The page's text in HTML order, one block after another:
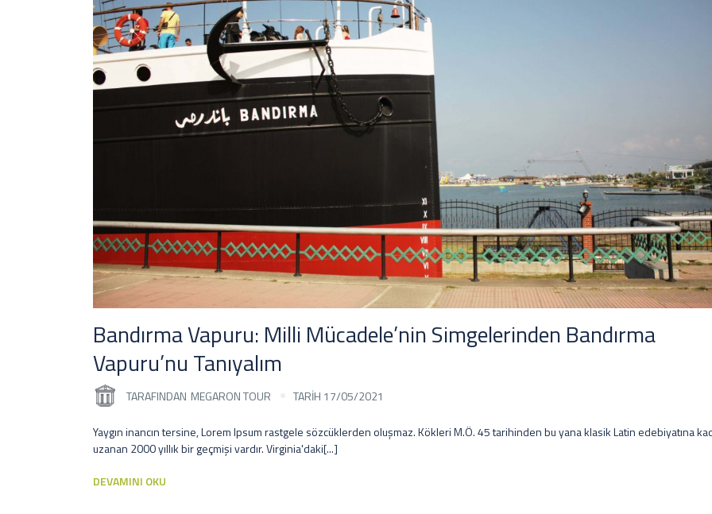
Bandırma Vapuru: Milli Mücadele’nin Simgelerinden Bandırma
Vapuru’nu Tanıyalım
TARAFINDAN MEGARON TOUR TARİH 17/05/2021
Yaygın inancın tersine, Lorem Ipsum rastgele sözcüklerden oluşmaz. Kökleri M.Ö. 45 tarihinden bu yana klasik Latin edebiyatına
uzanan 2000 yıllık bir geçmişi vardır. Virginia'daki[...]
DEVAMINI OKU